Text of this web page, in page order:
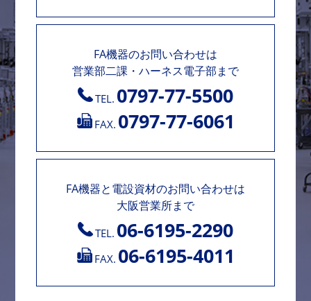
FA機器のお問い合わせは
営業部二課・ハーネス電子部まで
TEL. 0797-77-5500
FAX. 0797-77-6061
FA機器と電設資材のお問い合わせは
大阪営業所まで
TEL. 06-6195-2290
FAX. 06-6195-4011